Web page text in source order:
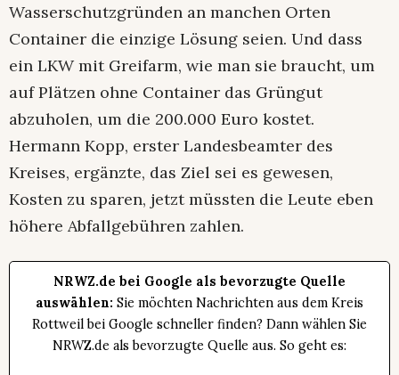
Wasserschutzgründen an manchen Orten
Container die einzige Lösung seien. Und dass
ein LKW mit Greifarm, wie man sie braucht, um
auf Plätzen ohne Container das Grüngut
abzuholen, um die 200.000 Euro kostet.
Hermann Kopp, erster Landesbeamter des
Kreises, ergänzte, das Ziel sei es gewesen,
Kosten zu sparen, jetzt müssten die Leute eben
höhere Abfallgebühren zahlen.
NRWZ.de bei Google als bevorzugte Quelle
auswählen: Sie möchten Nachrichten aus dem Kreis
Rottweil bei Google schneller finden? Dann wählen Sie
NRWZ.de als bevorzugte Quelle aus. So geht es: